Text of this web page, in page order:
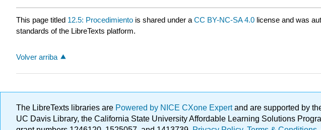
This page titled 12.5: Procedimiento is shared under a CC BY-NC-SA 4.0 license and was
standards of the LibreTexts platform.
Volver arriba
The LibreTexts libraries are Powered by NICE CXone Expertand are supported by
UC Davis Library, the California State University Affordable Learning Solutions